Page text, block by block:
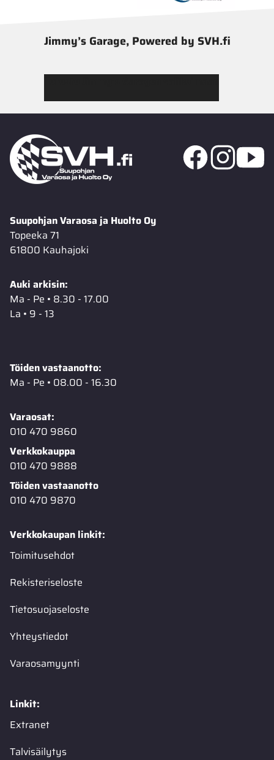
Jimmy’s Garage, Powered by SVH.fi
Suupohjan Varaosa ja Huolto Oy
Topeeka 71
61800 Kauhajoki
Auki arkisin:
Ma - Pe • 8.30 - 17.00
La • 9 - 13
Töiden vastaanotto:
Ma - Pe • 08.00 - 16.30
Varaosat:
010 470 9860
Verkkokauppa
010 470 9888
Töiden vastaanotto
010 470 9870
Verkkokaupan linkit:
Toimitusehdot
Rekisteriseloste
Tietosuojaseloste
Yhteystiedot
Varaosamyynti
Linkit:
Extranet
Talvisäilytys